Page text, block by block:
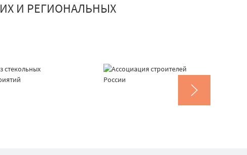
И РЕГИОНАЛЬНЫХ